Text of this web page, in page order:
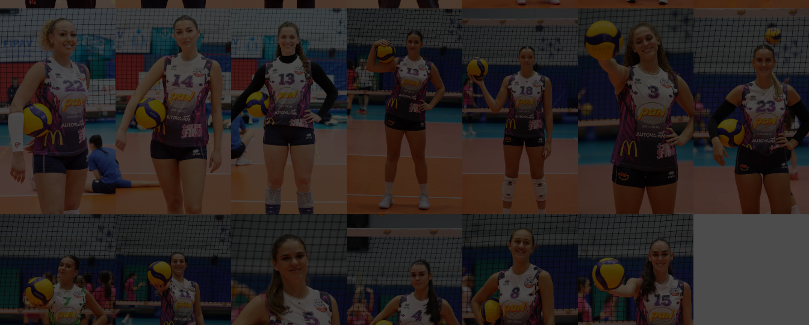
SHERILYN BASHORUN
CENTRALE
CAMILLA CAPRA
CENTRALE
LETIZIA ANELLO
CENTRALE
ANGELICA
CENGHIALTA
CENTRALE
ERIKA CIAVATTINI
OPPOSTO
ILARIA ANELLO
SCHIACCIATRICE
ALICE TESANOVIC
SCHIACCIATRICE
HEMMA VINCI
LIBERO
MARIA LUCIA SCHIRRU
SCHIACCIATRICE
GIULIA SERRA
PALLEGGIATRICE
SOFIA SORO
CENTRALE
MAIA CASSINA
SCHIACCIATRICE
SILVIA SERRA
CENTRALE